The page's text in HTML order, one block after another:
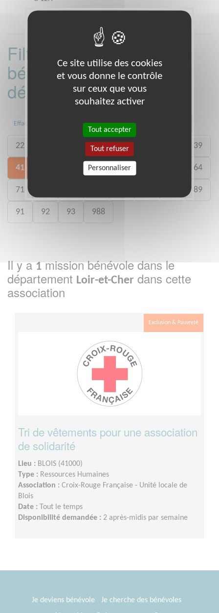
Filtrer les missions
bénévoles par
département :
Effacer 13 15
22 29 33 39
41 50 54 64
71 89
91 92 93 988
Il y a 1mission bénévole dans le
département Loir-et-Cher dans cette
association
Exclusion & Pauvreté
Tri de vêtements pour une association
de solidarité
Lieu : BLOIS (41000)
Type : Ressources Humaines
Association : Croix-Rouge Française - Unité locale de
Blois
Date : Tout le temps
Disponibilité demandée : 2 après-midis par semaine
Je deviens bénévole
Je cherche des bénévoles
Ce site utilise des cookies
et vous donne le contrôle
sur ceux que vous
souhaitez activer
Tout accepter
Tout refuser
Personnaliser